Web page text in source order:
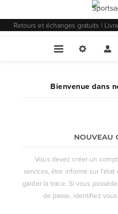
Retours et échanges gratuits |
Bienvenue dans
NOUVEAU
Vous devez créer un
services, être informé sur
garder la trace. Si vous
de passe, identifiez